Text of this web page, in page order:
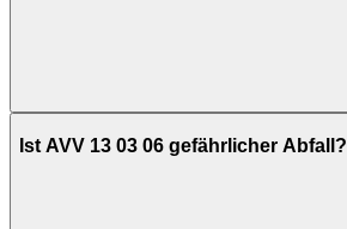
Ist AVV 13 03 06 gefährlicher Abfall?